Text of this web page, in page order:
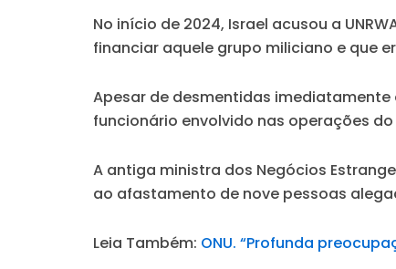
No início de 2024, Israel acusou a
financiar aquele grupo miliciano e que
Apesar de desmentidas
funcionário envolvido nas operações
A antiga ministra dos Negócios
ao afastamento de nove pessoas
Leia Também: ONU. “Profunda